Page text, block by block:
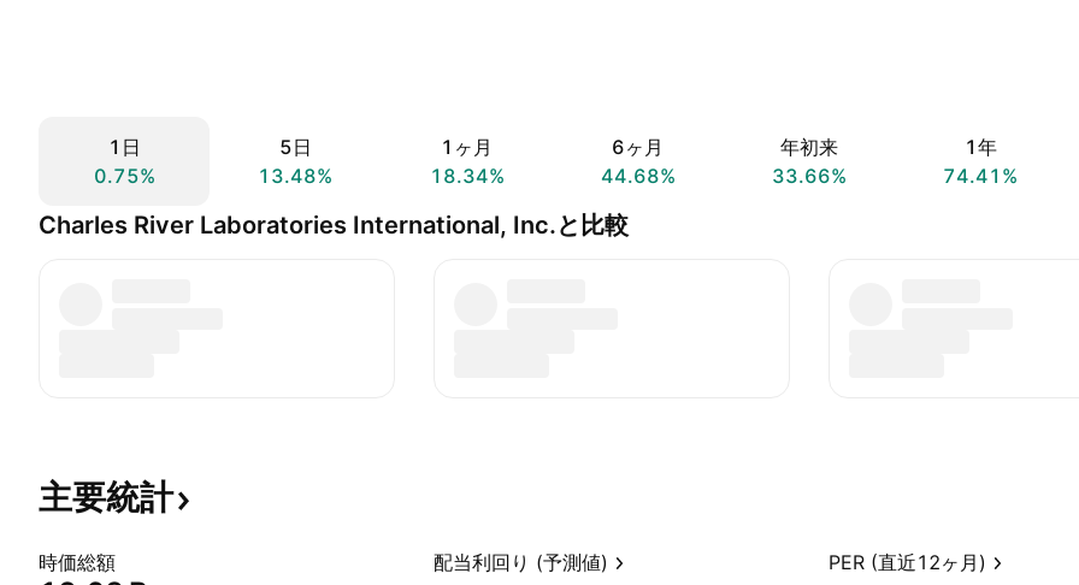
1日
0.75%
5日
13.48%
1ヶ月
18.34%
6ヶ月
44.68%
年初来
33.66%
1年
74.41%
Charles River Laboratories International, Inc.と比較
主要統計
時価総額 配当利回り (予測値) PER (直近12ヶ月)